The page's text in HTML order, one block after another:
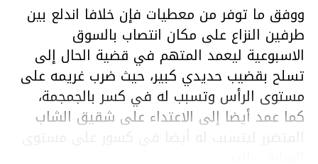
ووفق ما توفر من معطيات فإن خلافا اندلع بين
طرفين النزاع على مكان انتصاب بالسوق
الاسبوعية ليعمد المتهم في قضية الحال إلى
تسلح بقضيب حديدي كبير، حيث ضرب غريمه على
مستوى الرأس وتسبب له في كسر بالجمجمة،
كما عمد أيضا إلى الاعتداء على شقيق الشاب
المتضرر ليتسبب له أيضا في كسور على مستوى